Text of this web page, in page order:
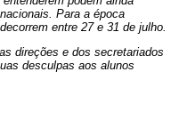
Para a época
entre 27 e 31 de julho.
direções e dos secretariados
desculpas aos alunos